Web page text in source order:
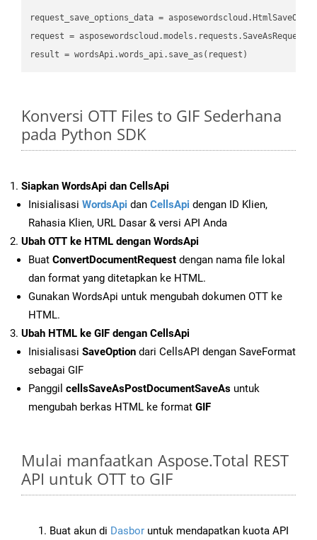
request_save_options_data =
request
result
Konversi OTT Files to GIF Sederhana
pada Python SDK
Siapkan WordsApi dan CellsApi
Inisialisasi WordsApi dan CellsApi dengan ID Klien,
Rahasia Klien, URL Dasar & versi API Anda
Ubah OTT ke HTML dengan WordsApi
Buat ConvertDocumentRequest dengan nama file lokal
dan format yang ditetapkan ke HTML.
Gunakan WordsApi untuk mengubah dokumen OTT ke
HTML.
Ubah HTML ke GIF dengan CellsApi
Inisialisasi SaveOption dari CellsAPI dengan SaveFormat
sebagai GIF
Panggil cellsSaveAsPostDocumentSaveAs untuk
mengubah berkas HTML ke format GIF
Mulai manfaatkan Aspose.Total REST
API untuk OTT to GIF
Buat akun di Dasbor untuk mendapatkan kuota API